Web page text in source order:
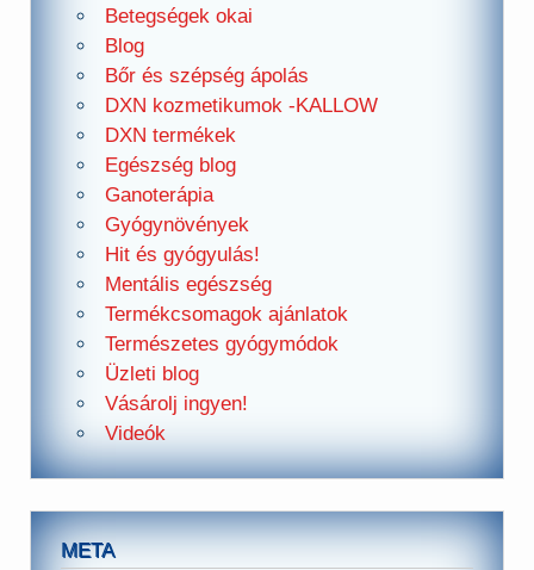
Betegségek okai
Blog
Bőr és szépség ápolás
DXN kozmetikumok -KALLOW
DXN termékek
Egészség blog
Ganoterápia
Gyógynövények
Hit és gyógyulás!
Mentális egészség
Termékcsomagok ajánlatok
Természetes gyógymódok
Üzleti blog
Vásárolj ingyen!
Videók
META